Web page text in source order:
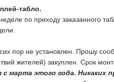
табло.
по приходу заказанного
пор не установлен. Прошу
жителей) закуплен. Срок
марта этого года. Никаких